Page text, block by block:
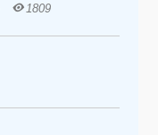
1809